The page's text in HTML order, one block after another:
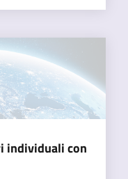
individuali con